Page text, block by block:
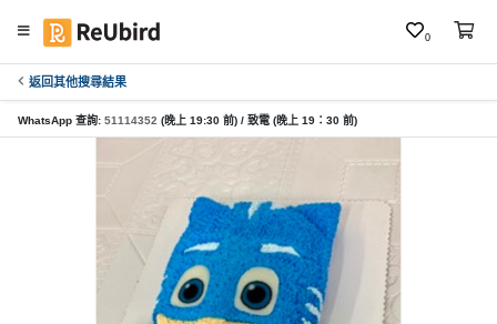
0
返回其他搜尋結果
WhatsApp 查詢: 51114352 (晚上 19:30 前) / 致電 (晚上 19：30 前)
繁
中
E